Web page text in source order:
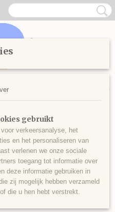
UW WINKELWAGEN
steentjes vierkant
718
gebruikt
verkeersanalyse, het
en het personaliseren van
verlenen we onze sociale
toegang tot informatie over
deze informatie gebruiken in
zij mogelijk hebben verzameld
die u hen hebt verstrekt.